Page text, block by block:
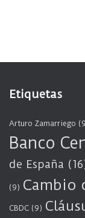
Etiquetas
Arturo Zamarriego
Banco
de España
(9) Cambio
CBDC (9)